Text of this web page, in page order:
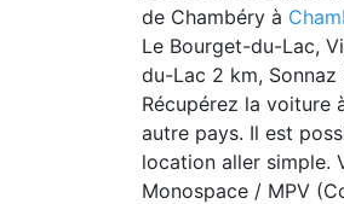
de Chambéry à
Le Bourget-du-Lac,
du-Lac 2 km,
Récupérez la voiture
autre pays. Il est
location aller simple.
Monospace / MPV